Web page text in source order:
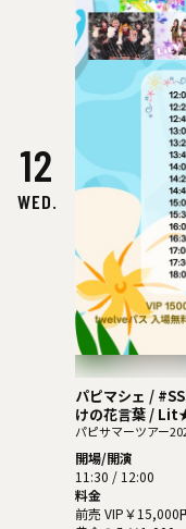
12
WED.
パピマシェ /
けの花言葉 /
ADELFIA / えく
パピサマーツアー
開場/開演
11:30 / 12:00
料金
前売 VIP￥